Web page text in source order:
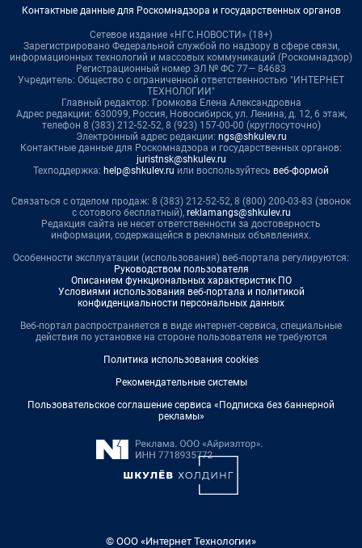
Контактные данные для Роскомнадзора и государственных органов
Сетевое издание «НГС.НОВОСТИ» (18+)
Зарегистрировано Федеральной службой по надзору в сфере связи,
информационных технологий и массовых коммуникаций (Роскомнадзор)
Регистрационный номер ЭЛ № ФС 77— 84683
Учредитель: Общество с ограниченной ответственностью "ИНТЕРНЕТ
ТЕХНОЛОГИИ"
Главный редактор: Громкова Елена Александровна
Адрес редакции: 630099, Россия, Новосибирск, ул. Ленина, д. 12, 6 этаж,
телефон 8 (383) 212-52-52, 8 (923) 157-00-00 (круглосуточно)
Электронный адрес редакции: ngs@shkulev.ru
Контактные данные для Роскомнадзора и государственных органов:
juristnsk@shkulev.ru
Техподдержка: help@shkulev.ru или воспользуйтесь веб-формой
Связаться с отделом продаж: 8 (383) 212-52-52, 8 (800) 200-03-83 (звонок
с сотового бесплатный), reklamangs@shkulev.ru
Редакция сайта не несет ответственности за достоверность
информации, содержащейся в рекламных объявлениях.
Особенности эксплуатации (использования) веб-портала регулируются:
Руководством пользователя
Описанием функциональных характеристик ПО
Условиями использования веб-портала и политикой
конфиденциальности персональных данных
Веб-портал распространяется в виде интернет-сервиса, специальные
действия по установке на стороне пользователя не требуются
Политика использования cookies
Рекомендательные системы
Пользовательское соглашение сервиса «Подписка без баннерной
рекламы»
© ООО «Интернет Технологии»